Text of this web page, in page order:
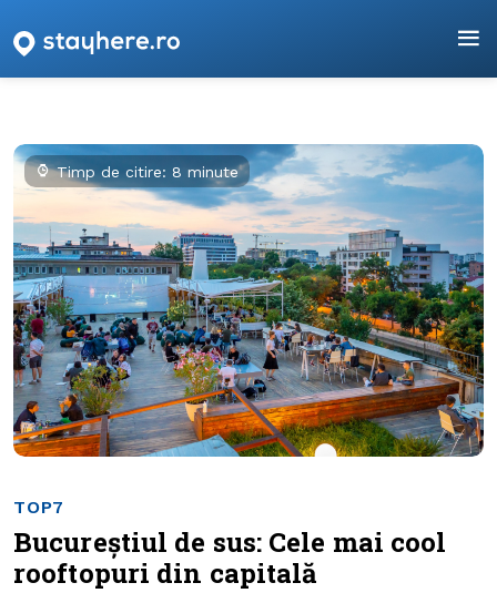
Timp de citire: 8 minute
TOP7
Bucureștiul de sus: Cele mai cool
rooftopuri din capitală